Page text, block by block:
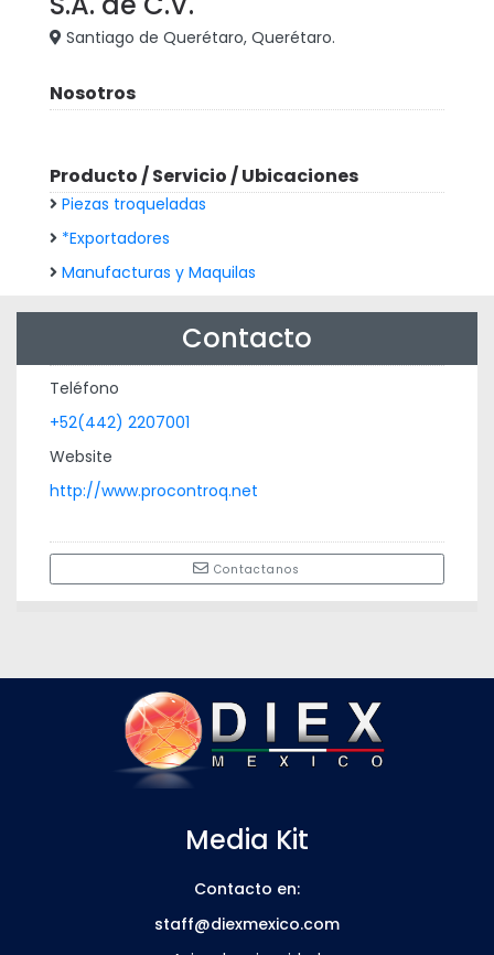
Santiago de Querétaro, Querétaro.
Nosotros
Producto / Servicio / Ubicaciones
Piezas troqueladas
*Exportadores
Manufacturas y Maquilas
Contacto
Teléfono
+52(442) 2207001
Website
http://www.procontroq.net
Contactanos
Media Kit
Contacto en:
staff@diexmexico.com